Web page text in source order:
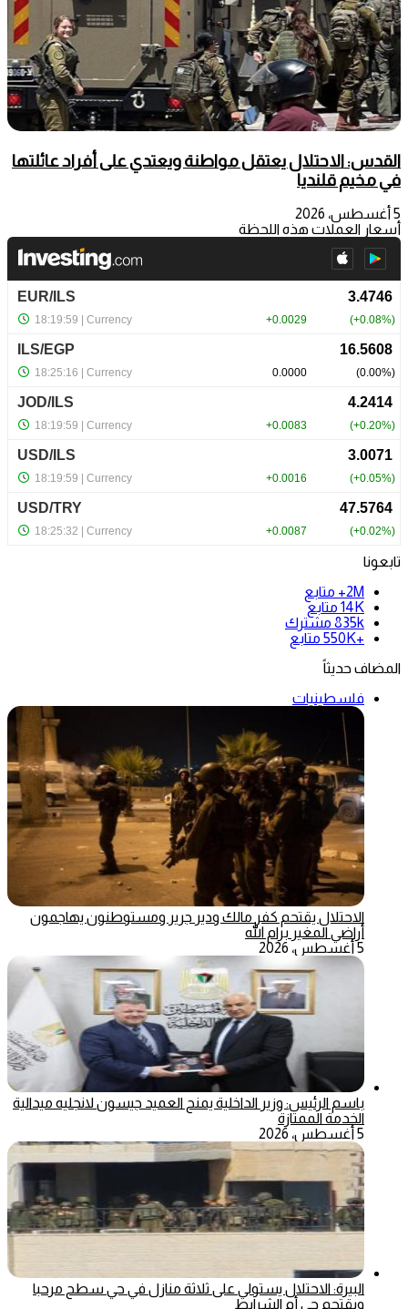
القدس: الاحتلال يعتقل مواطنة ويعتدي على أفراد عائلتها
في مخيم قلنديا
5 أغسطس، 2026
أسعار العملات هذه اللحظة
تابعونا
2M+
متابع
14K متابع
835k مشترك
+550K
متابع
المضاف حديثاً
فلسطينيات
الاحتلال يقتحم كفر مالك ودير جرير ومستوطنون يهاجمون
أراضي المغير برام الله
5 أغسطس، 2026
باسم الرئيس: وزير الداخلية يمنح العميد جيسون لانجليه ميدالية
الخدمة الممتازة
5 أغسطس، 2026
البيرة: الاحتلال يستولي على ثلاثة منازل في حي سطح مرحبا
ويقتحم حي أم الشرايط